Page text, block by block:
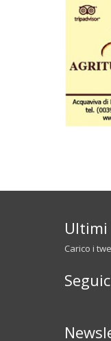
Ultimi
Carico i